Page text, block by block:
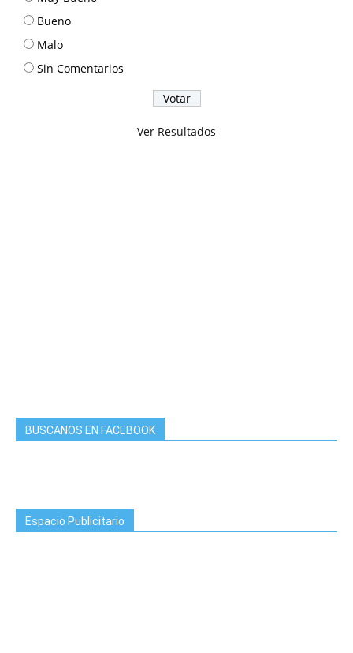
Bueno
Malo
Sin Comentarios
Ver Resultados
BUSCANOS EN FACEBOOK
Espacio Publicitario